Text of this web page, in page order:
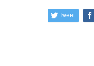
Tweet